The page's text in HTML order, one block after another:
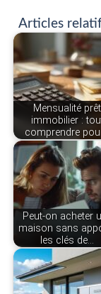
Articles
Mensualité prêt
immobilier :
comprendre
Peut-on acheter
maison sans
les clés de…